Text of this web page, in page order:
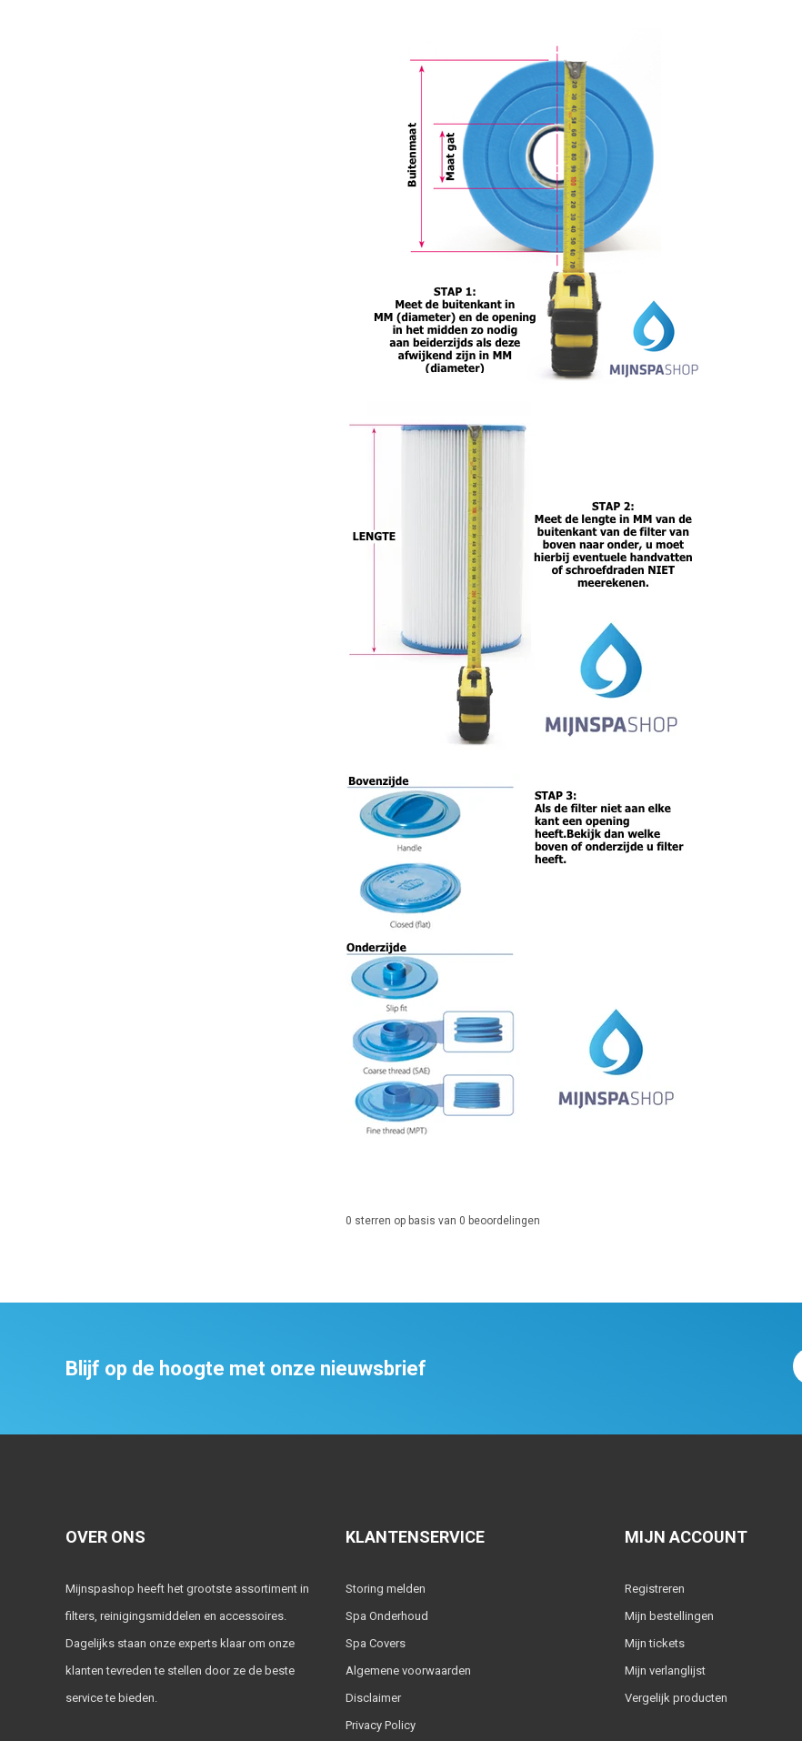
0 sterren op basis van 0 beoordelingen
Blijf op de hoogte met onze nieuwsbrief
OVER ONS
Mijnspashop heeft het grootste assortiment in
filters, reinigingsmiddelen en accessoires.
Dagelijks staan onze experts klaar om onze
klanten tevreden te stellen door ze de beste
service te bieden.
KLANTENSERVICE
Storing melden
Spa Onderhoud
Spa Covers
Algemene voorwaarden
Disclaimer
Privacy Policy
MIJN ACCOUNT
Registreren
Mijn bestellingen
Mijn tickets
Mijn verlanglijst
Vergelijk producten